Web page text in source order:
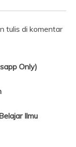
tulis di komentar
Only)
Ilmu